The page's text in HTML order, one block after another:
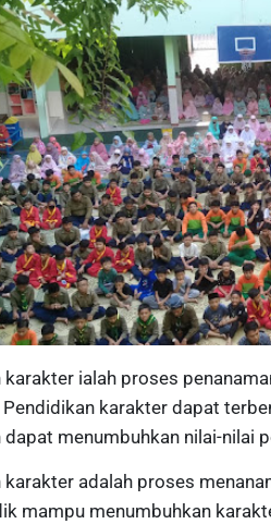
karakter ialah proses
Pendidikan karakter dapat
dapat menumbuhkan nilai-nilai
karakter adalah proses
mampu menumbuhkan